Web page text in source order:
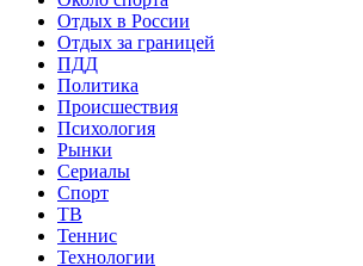
Отдых в России
Отдых за границей
ПДД
Политика
Происшествия
Психология
Рынки
Сериалы
Спорт
ТВ
Теннис
Технологии